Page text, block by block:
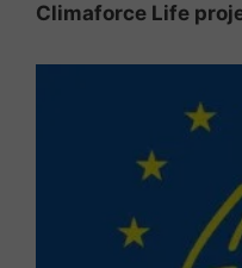
Climaforce Life